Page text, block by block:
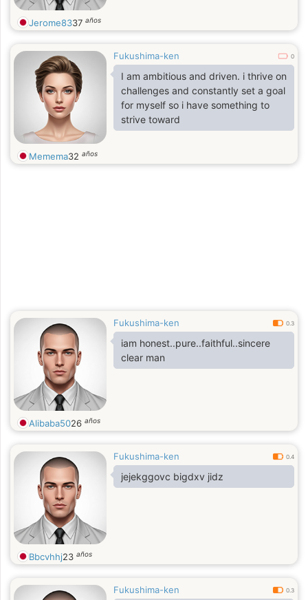
Jerome8337 años
Fukushima-ken 0
I am ambitious and driven. i thrive on
challenges and constantly set a goal
for myself so i have something to
strive toward
Memema32 años
Fukushima-ken 0.3
iam honest..pure..faithful..sincere
clear man
Alibaba5026 años
Fukushima-ken 0.4
jejekggovc bigdxv jidz
Bbcvhhj23 años
Fukushima-ken 0.3